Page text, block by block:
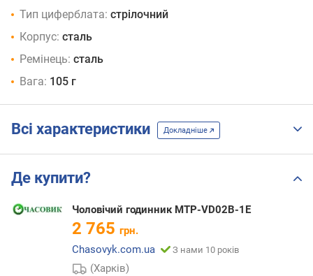
Тип циферблата: стрілочний
Корпус: сталь
Ремінець: сталь
Вага: 105 г
Всі характеристики Докладніше
Де купити?
Чоловічий годинник MTP-VD02B-1E
2 765 грн.
Chasovyk.com.ua
З нами 10 років
(Харків)